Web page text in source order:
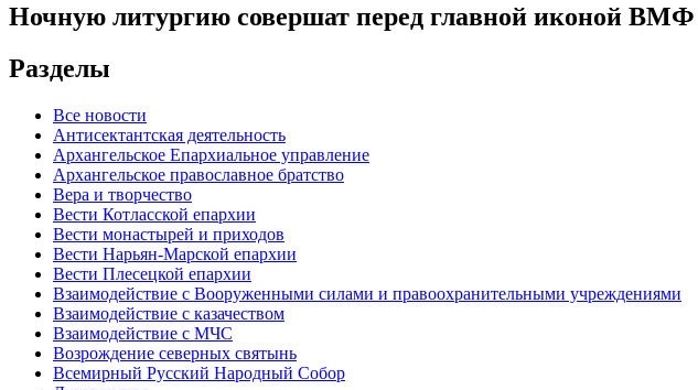
Ночную литургию совершат перед главной иконой
Разделы
Все новости
Антисектантская деятельность
Архангельское Епархиальное управление
Архангельское православное братство
Вера и творчество
Вести Котласской епархии
Вести монастырей и приходов
Вести Нарьян-Марской епархии
Вести Плесецкой епархии
Взаимодействие с Вооруженными силами и правоохранительными учреждениями
Взаимодействие с казачеством
Взаимодействие с МЧС
Возрождение северных святынь
Всемирный Русский Народный Собор